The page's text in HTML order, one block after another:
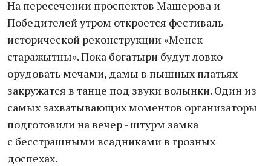
На пересечении проспектов Машерова и
Победителей утром откроется фестиваль
исторической реконструкции «Менск
старажытны». Пока богатыри будут ловко
орудовать мечами, дамы в пышных платьях
закружатся в танце под звуки волынки. Один из
самых захватывающих моментов организаторы
подготовили на вечер - штурм замка
с бесстрашными всадниками в грозных
доспехах.